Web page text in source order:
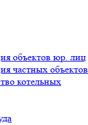
объектов юр. лиц
частных объектов
котельных